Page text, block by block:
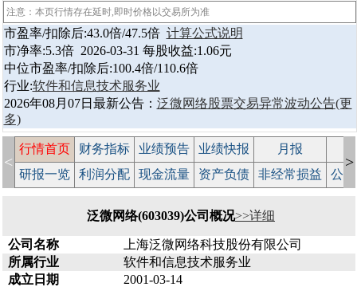
注意：本页行情存在延时,即时价格以交易所为准
市盈率/扣除后:43.0倍/47.5倍 计算公式说明
市净率:5.3倍 2026-03-31 每股收益:1.06元
中位市盈率/扣除后:100.4倍/110.6倍
行业:软件和信息技术服务业
2026年08月07日最新公告： 泛微网络股票交易异常波动公告(更
多)
<
行情首页 财务指标 业绩预告 业绩快报 月报
研报一览
利润分配 现金流量 资产负债 非经常损益 公
>
泛微网络(603039)公司概况>>详细
公司名称
上海泛微网络科技股份有限公司
所属行业
软件和信息技术服务业
成立日期
2001-03-14